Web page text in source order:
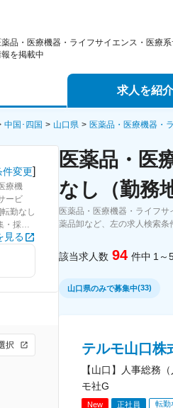
薬品・医療機器・ライフサイエンス・医療
を掲載中
求人を紹
エージェントサービ
スカウトサービス
パートナーエージェ
中国･四国 山口県 医薬品・医療機器・
件変更]
療機
ービ
勤なし
・採用
見る
択
医薬品・医
なし（勤務
医薬品・医療機器・ライフ
薬品卸など、左の求人検索条
該当求人数 94 件中 1～
山口県のみで募集中(33)
テルモ山口株
【山口】人事総務
モ社G
New 正社員 転勤